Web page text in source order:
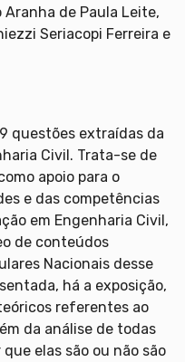
de Paula Leite,
Seriacopi Ferreira e
questões extraídas da
Civil. Trata-se de
apoio para o
e das competências
em Engenharia Civil,
de conteúdos
Nacionais desse
há a exposição,
referentes ao
da análise de todas
elas são ou não são